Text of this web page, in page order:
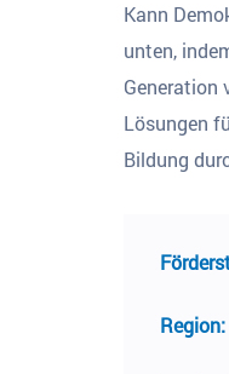
Kann
unten,
Generation
Lösungen
Bildung
Region: